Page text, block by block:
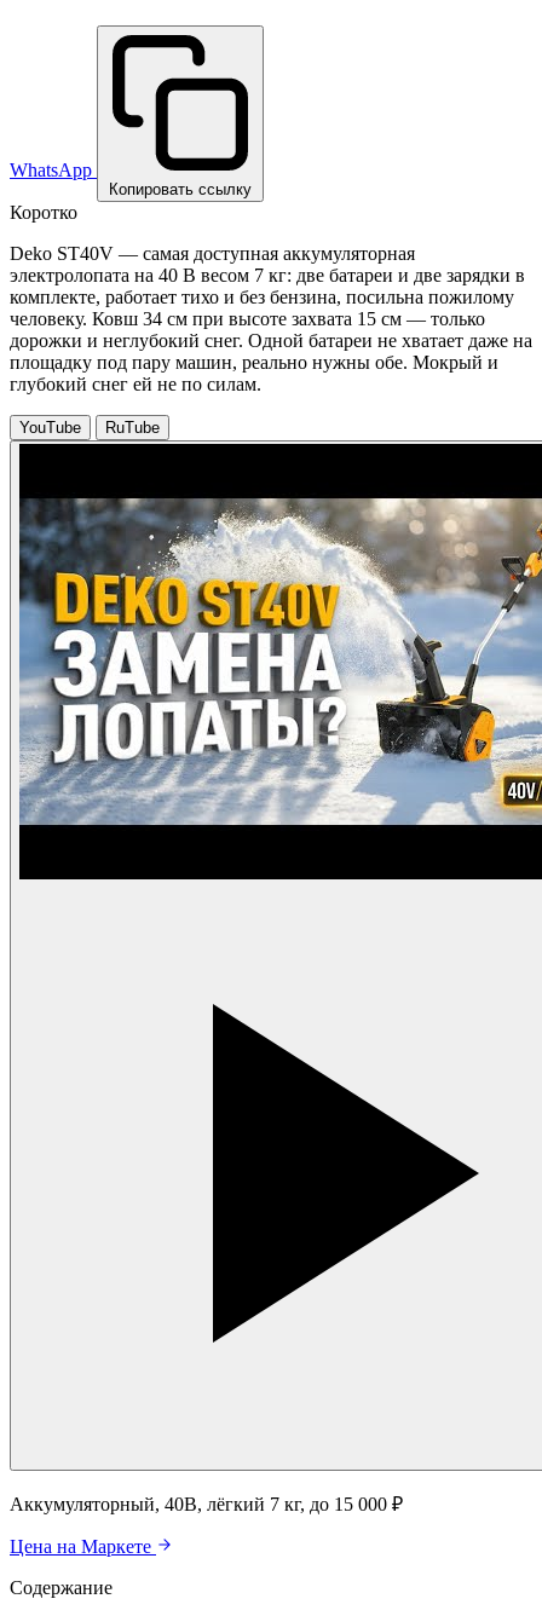
WhatsApp
Копировать ссылку
Коротко
Deko ST40V — самая доступная аккумуляторная
электролопата на 40 В весом 7 кг: две батареи и две зарядки в
комплекте, работает тихо и без бензина, посильна пожилому
человеку. Ковш 34 см при высоте захвата 15 см — только
дорожки и неглубокий снег. Одной батареи не хватает даже на
площадку под пару машин, реально нужны обе. Мокрый и
глубокий снег ей не по силам.
YouTube RuTube
Аккумуляторный, 40В, лёгкий 7 кг, до 15 000 ₽
Цена на Маркете
Содержание